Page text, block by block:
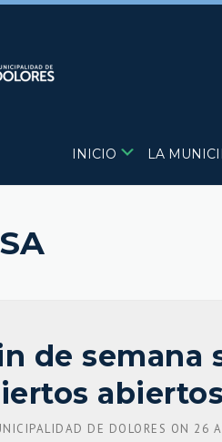
INICIO LA
de semana
DE DOLORES ON 26